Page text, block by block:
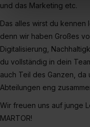
In diesem Fall sowie
„Social Media und
einverstanden, dass
Inhalte (z.B. Videos
erforderliche
Dienste, ggfs. mit
Eine Erlaubnis
bestimmte
Auswahl über die
und das Marketing etc.
Das alles wirst du kennen
denn wir haben Großes
Digitalisierung,
du vollständig in dein
auch Teil des Ganzen,
Abteilungen eng
Wir freuen uns auf junge
MARTOR!